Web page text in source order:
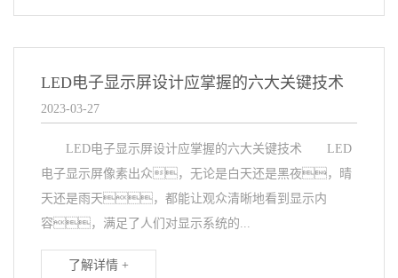
LED电子显示屏设计应掌握的六大关键技术
2023-03-27
LED电子显示屏设计应掌握的六大关键技术 LED
电子显示屏像素出众，无论是白天还是黑夜，晴
天还是雨天，都能让观众清晰地看到显示内
容，满足了人们对显示系统的...
了解详情 +